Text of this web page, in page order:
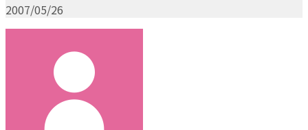
2007/05/26